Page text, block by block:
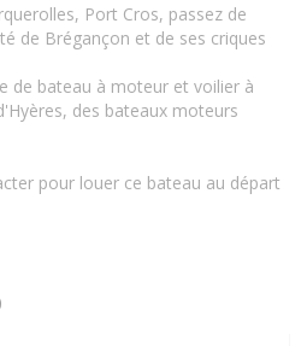
Port Cros, passez de
de Brégançon et de ses criques
de bateau à moteur et voilier à
des bateaux moteurs
pour louer ce bateau au départ